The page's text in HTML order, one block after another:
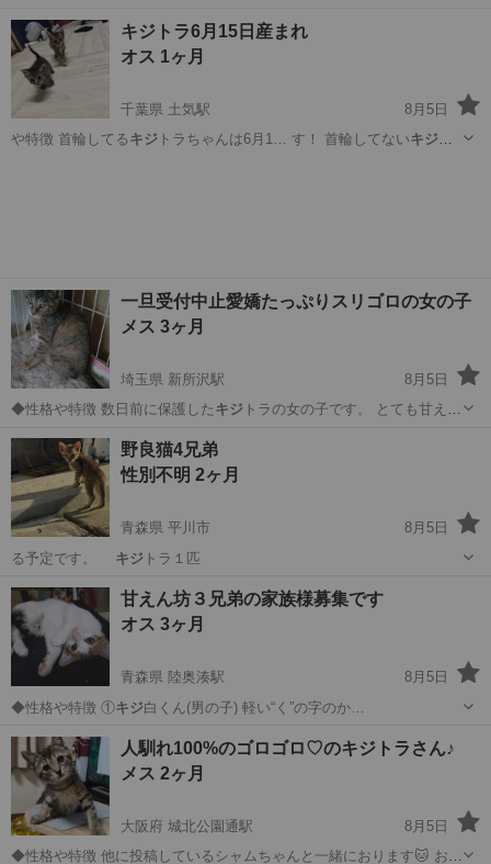
れて行ってお腹に虫がいるとのことで虫を出す薬を投与。 風邪も引い
ていたのでそれも薬投与...
北海道 函館市 キジトラ
キジトラ6月15日産まれ
オス 1ヶ月
千葉県 土気駅
8月5日
や特徴 首輪してる キジトラちゃんは6月1… す！ 首輪してないキジト
一旦受付中止愛嬌たっぷりスリゴロの女の子
メス 3ヶ月
埼玉県 新所沢駅
8月5日
◆性格や特徴 数日前に保護した キジトラの女の子です。 とても甘えん
埼玉 所沢市 新所沢駅
野良猫4兄弟
性別不明 2ヶ月
青森県 平川市
8月5日
る予定です。 キジトラ１匹
青森 平川市 兄弟
甘えん坊３兄弟の家族様募集です
オス 3ヶ月
青森県 陸奥湊駅
8月5日
◆性格や特徴 ①キジ白くん(男の子) 軽い“く”の字のか…
青森 八戸市 陸奥湊駅 猫 兄弟
人馴れ100%のゴロゴロ♡のキジトラさん♪
メス 2ヶ月
大阪府 城北公園通駅
8月5日
◆性格や特徴 他に投稿しているシャムちゃんと一緒におります🐱 お互